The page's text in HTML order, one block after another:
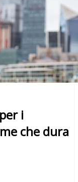
i
che dura